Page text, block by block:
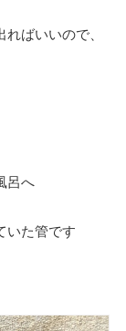
ばいいので、
呂へ
いた管です